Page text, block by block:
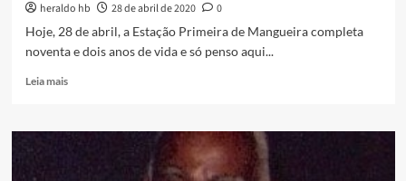
heraldo hb 28 de abril de 2020
0
Hoje, 28 de abril, a Estação Primeira de Mangueira completa
noventa e dois anos de vida e só penso aqui...
Leia maisRead
HOMENAGEM